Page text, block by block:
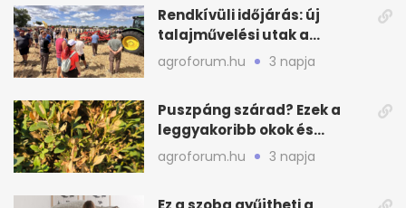
Rendkívüli időjárás: új
talajművelési utak a
gazdáknak
agroforum.hu 3 napja
Puszpáng szárad? Ezek a
leggyakoribb okok és
teendők
agroforum.hu 3 napja